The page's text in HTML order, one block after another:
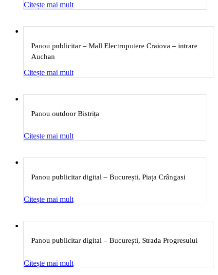
Citește mai mult
Panou publicitar – Mall Electroputere Craiova – intrare
Auchan
Citește mai mult
Panou outdoor Bistrița
Citește mai mult
Panou publicitar digital – București, Piața Crângasi
Citește mai mult
Panou publicitar digital – București, Strada Progresului
Citește mai mult